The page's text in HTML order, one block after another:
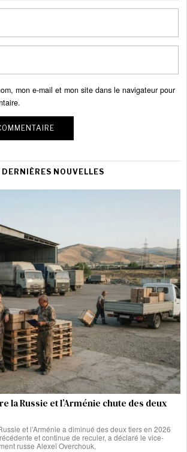
mon e-mail et mon site dans le navigateur pour
DERNIÈRES NOUVELLES
la Russie et l’Arménie chute des deux
et l’Arménie a diminué des deux tiers en 2026
et continue de reculer, a déclaré le vice-
russe Alexeï Overchouk,